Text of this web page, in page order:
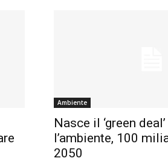
Ambiente
Nasce il ‘green
l’ambiente, 100
2050